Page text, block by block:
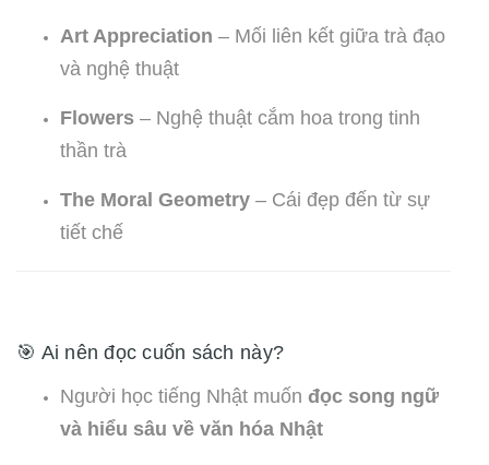
Art Appreciation – Mối liên kết giữa trà đạo
và nghệ thuật
Flowers – Nghệ thuật cắm hoa trong tinh
thần trà
The Moral Geometry – Cái đẹp đến từ sự
tiết chế
🎯 Ai nên đọc cuốn sách này?
Người học tiếng Nhật muốn đọc song ngữ
và hiểu sâu về văn hóa Nhật